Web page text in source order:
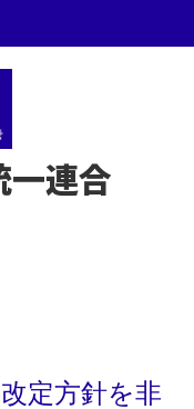
一連合
定方針を非